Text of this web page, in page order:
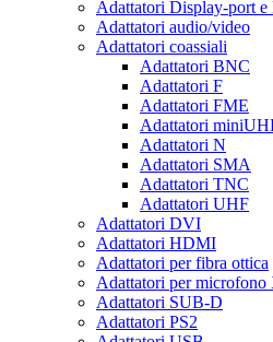
Adattatori Display-port
Adattatori audio/video
Adattatori coassiali
Adattatori BNC
Adattatori F
Adattatori FME
Adattatori
Adattatori N
Adattatori SMA
Adattatori TNC
Adattatori UHF
Adattatori DVI
Adattatori HDMI
Adattatori per fibra ottica
Adattatori per microfono
Adattatori SUB-D
Adattatori PS2